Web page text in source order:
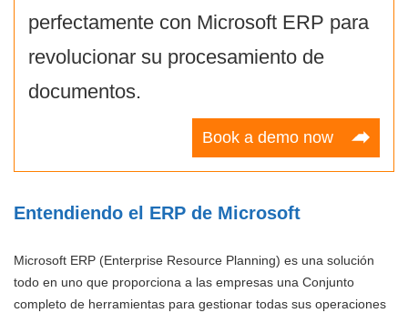
perfectamente con Microsoft ERP para
revolucionar su procesamiento de
documentos.
Book a demo now
Entendiendo el ERP de Microsoft
Microsoft ERP (Enterprise Resource Planning) es una solución
todo en uno que proporciona a las empresas una Conjunto
completo de herramientas para gestionar todas sus operaciones